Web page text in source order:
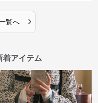
覧へ ›
着アイテム